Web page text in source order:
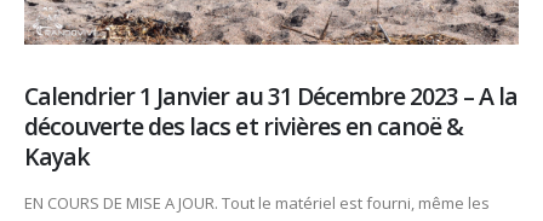
Calendrier 1 Janvier au 31 Décembre 2023 – A la
découverte des lacs et rivières en canoë &
Kayak
EN COURS DE MISE A JOUR. Tout le matériel est fourni, même les